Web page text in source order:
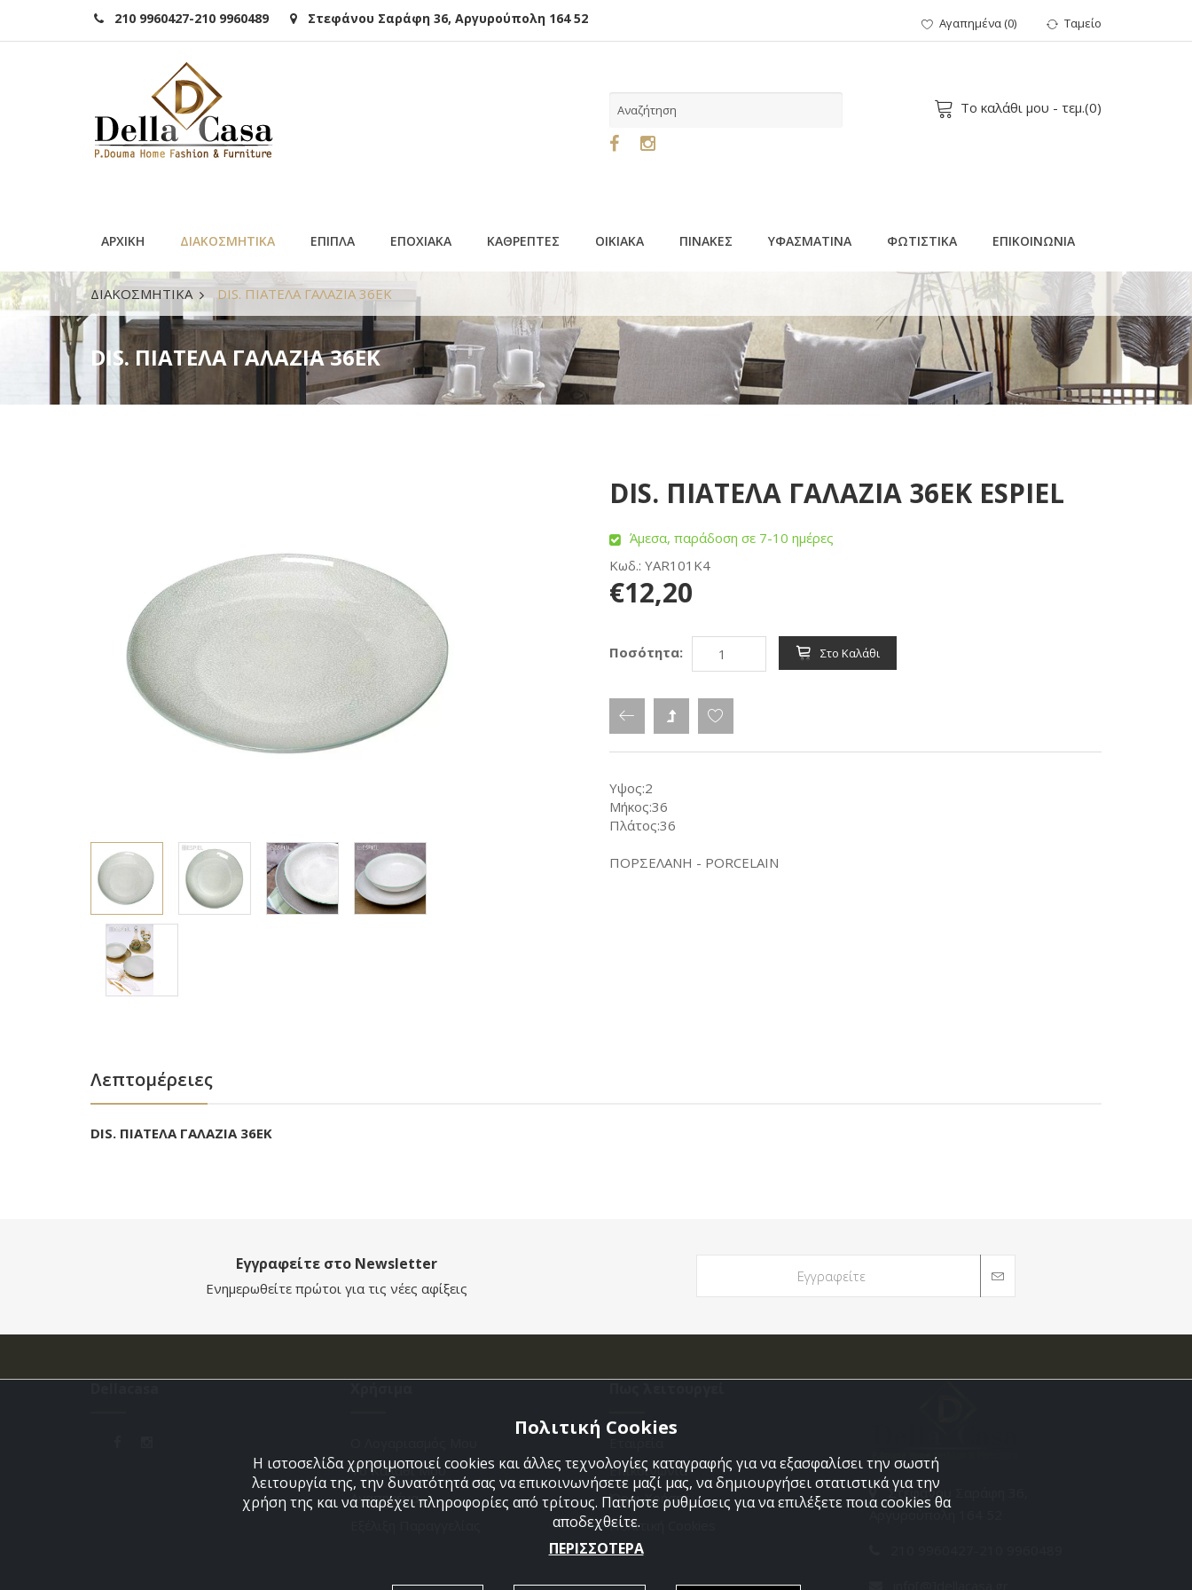
210 9960427-210 9960489 Στεφάνου Σαράφη 36, Αργυρούπολη 164 52 Αγαπημένα(0) Ταμείο
Το καλάθι μου - τεμ.(0)
ΑΡΧΙΚΗ ΔΙΑΚΟΣΜΗΤΙΚΑ ΕΠΙΠΛΑ ΕΠΟΧΙΑΚΑ ΚΑΘΡΕΠΤΕΣ ΟΙΚΙΑΚΑ ΠΙΝΑΚΕΣ ΥΦΑΣΜΑΤΙΝΑ ΦΩΤΙΣΤΙΚΑ ΕΠΙΚΟΙΝΩΝΙΑ
ΔΙΑΚΟΣΜΗΤΙΚΑ DIS. ΠΙΑΤΕΛΑ ΓΑΛΑΖΙΑ 36ΕΚ
DIS. ΠΙΑΤΕΛΑ ΓΑΛΑΖΙΑ 36ΕΚ
DIS. ΠΙΑΤΕΛΑ ΓΑΛΑΖΙΑ 36ΕΚ ESPIEL
Άμεσα, παράδοση σε 7-10 ημέρες
Κωδ.: YAR101K4
€12,20
Ποσότητα: Στο Καλάθι
Υψος:2
Μήκος:36
Πλάτος:36
ΠΟΡΣΕΛΑΝΗ - PORCELAIN
Λεπτομέρειες
DIS. ΠΙΑΤΕΛΑ ΓΑΛΑΖΙΑ 36ΕΚ
Εγγραφείτε στο Newsletter
Ενημερωθείτε πρώτοι για τις νέες αφίξεις
Το Καλάθι Μου
Αγαπημένα
Επικοινωνια
Όροι Χρήσης
Πολιτική Cookies
Στεφάνου Σαράφη 36,
Πολιτική Cookies
Η ιστοσελίδα χρησιμοποιεί cookies και άλλες τεχνολογίες καταγραφής για να εξασφαλίσει την σωστή
λειτουργία της, την δυνατότητά σας να επικοινωνήσετε μαζί μας, να δημιουργήσει στατιστικά για την
χρήση της και να παρέχει πληροφορίες από τρίτους. Πατήστε ρυθμίσεις για να επιλέξετε ποια cookies θα
αποδεχθείτε.
ΠΕΡΙΣΣΟΤΕΡΑ